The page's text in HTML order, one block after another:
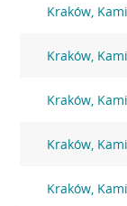
Kraków,
Kraków,
Kraków,
Kraków,
Kraków,